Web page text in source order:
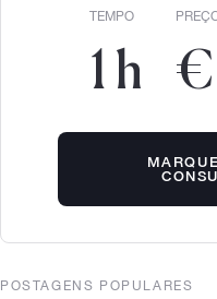
TEMPO
1 h
POSTAGENS POPULARES